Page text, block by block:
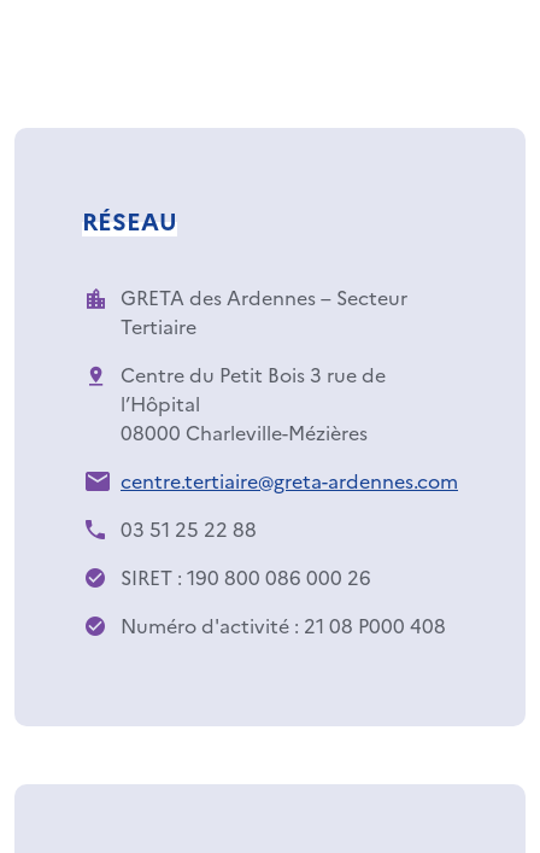
RÉSEAU
GRETA des Ardennes – Secteur
Tertiaire
Centre du Petit Bois 3 rue de
l’Hôpital
08000 Charleville-Mézières
centre.tertiaire@greta-ardennes.com
03 51 25 22 88
SIRET : 190 800 086 000 26
Numéro d'activité : 21 08 P000 408